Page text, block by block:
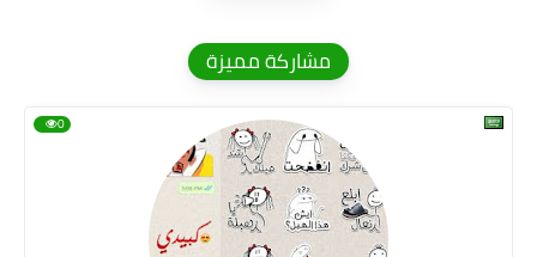
مشاركة مميزة
0